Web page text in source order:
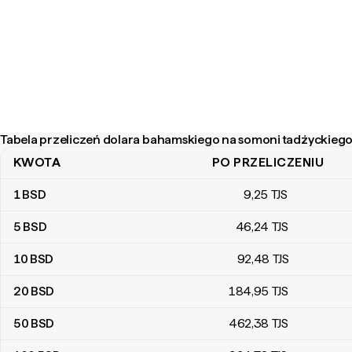
Tabela przeliczeń dolara bahamskiego na somoni
Tabela przeliczeń dolara bahamskiego na somoni tadżyckiego
KWOTA PO PRZELICZENIU
1BSD 9,25 TJS
5 BSD 46,24 TJS
10 BSD 92,48 TJS
20 BSD 184,95 TJS
50 BSD 462,38 TJS